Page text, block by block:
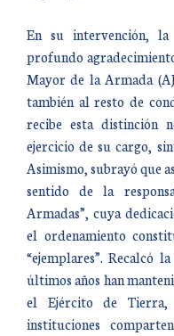
En su intervención,
profundo
Mayor de la Armada
también al resto de
recibe esta distinción
ejercicio de su cargo,
Asimismo, subrayó que
sentido de la
Armadas”, cuya
el ordenamiento
“ejemplares”. Recalcó
últimos años han
el Ejército de Tierra,
instituciones